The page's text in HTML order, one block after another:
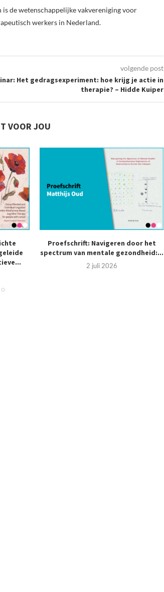
de wetenschappelijke vakvereniging voor
werkers in Nederland.
volgende post
Het gedragsexperiment: hoe krijg je actie in
therapie? – Hidde Kuiper
VOOR JOU
Proefschrift: Navigeren door het
spectrum van mentale gezondheid:...
2 juli 2026